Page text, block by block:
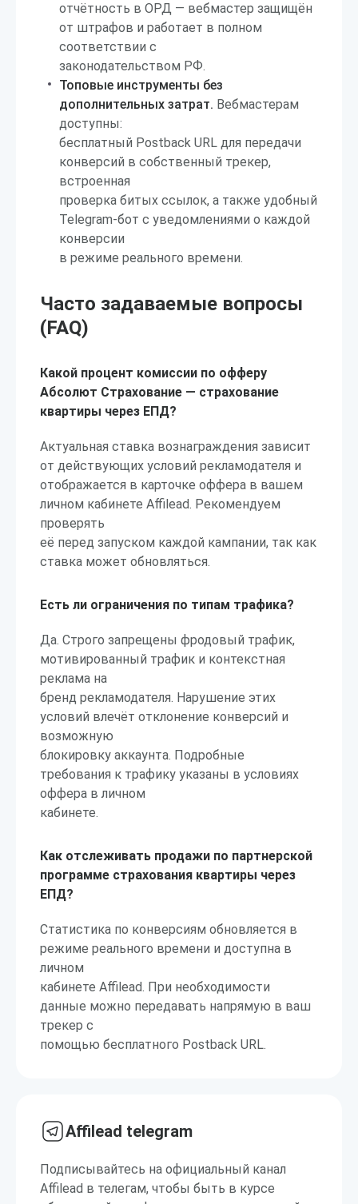
отчётность в ОРД — вебмастер защищён
от штрафов и работает в полном
соответствии с
законодательством РФ.
Топовые инструменты без
дополнительных затрат. Вебмастерам
доступны:
бесплатный Postback URL для передачи
конверсий в собственный трекер,
встроенная
проверка битых ссылок, а также удобный
Telegram-бот с уведомлениями о каждой
конверсии
в режиме реального времени.
Часто задаваемые вопросы
(FAQ)
Какой процент комиссии по офферу
Абсолют Страхование — страхование
квартиры через ЕПД?
Актуальная ставка вознаграждения зависит
от действующих условий рекламодателя и
отображается в карточке оффера в вашем
личном кабинете Affilead. Рекомендуем
проверять
её перед запуском каждой кампании, так как
ставка может обновляться.
Есть ли ограничения по типам трафика?
Да. Строго запрещены фродовый трафик,
мотивированный трафик и контекстная
реклама на
бренд рекламодателя. Нарушение этих
условий влечёт отклонение конверсий и
возможную
блокировку аккаунта. Подробные
требования к трафику указаны в условиях
оффера в личном
кабинете.
Как отслеживать продажи по партнерской
программе страхования квартиры через
ЕПД?
Статистика по конверсиям обновляется в
режиме реального времени и доступна в
личном
кабинете Affilead. При необходимости
данные можно передавать напрямую в ваш
трекер с
помощью бесплатного Postback URL.
Affilead telegram
Подписывайтесь на официальный канал
Affilead в телегам, чтобы быть в курсе